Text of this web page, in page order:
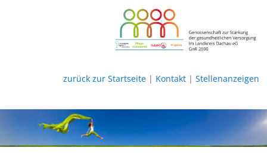
zurück zur Startseite| Kontakt| Stellenanzeigen